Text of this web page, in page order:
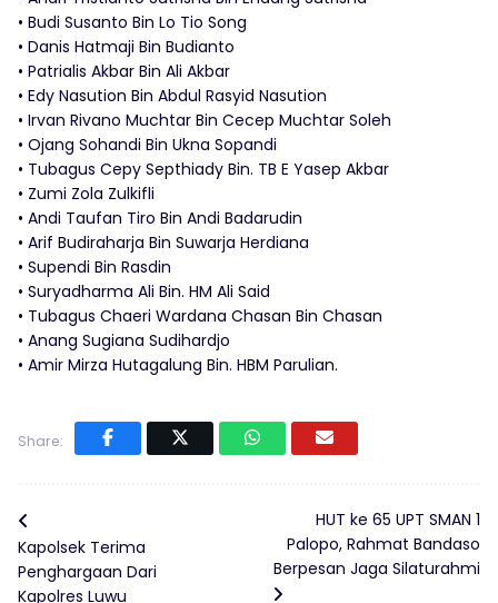
• Budi Susanto Bin Lo Tio Song
• Danis Hatmaji Bin Budianto
• Patrialis Akbar Bin Ali Akbar
• Edy Nasution Bin Abdul Rasyid Nasution
• Irvan Rivano Muchtar Bin Cecep Muchtar Soleh
• Ojang Sohandi Bin Ukna Sopandi
• Tubagus Cepy Septhiady Bin. TB E Yasep Akbar
• Zumi Zola Zulkifli
• Andi Taufan Tiro Bin Andi Badarudin
• Arif Budiraharja Bin Suwarja Herdiana
• Supendi Bin Rasdin
• Suryadharma Ali Bin. HM Ali Said
• Tubagus Chaeri Wardana Chasan Bin Chasan
• Anang Sugiana Sudihardjo
• Amir Mirza Hutagalung Bin. HBM Parulian.
Share:
Kapolsek Terima
Penghargaan Dari
Kapolres Luwu
HUT ke 65 UPT SMAN 1
Palopo, Rahmat Bandaso
Berpesan Jaga Silaturahmi